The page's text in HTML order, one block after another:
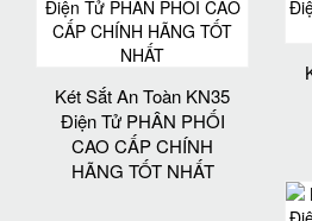
Két Sắt An Toàn KN35
Điện Tử PHÂN PHỐI
CAO CẤP CHÍNH
HÃNG TỐT NHẤT